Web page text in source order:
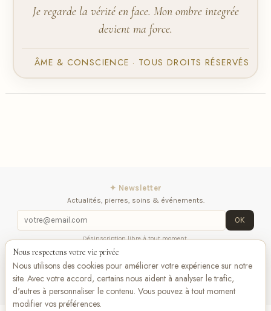
Je regarde la vérité en face. Mon ombre integrée
devient ma force.
ÂME & CONSCIENCE · TOUS DROITS RÉSERVÉS
✦ Newsletter
Actualités, pierres, soins & événements.
OK
Désinscription libre à tout moment.
iqitlinksmanager module
nous
Nous respectons votre vie privée
Nous utilisons des cookies pour améliorer votre expérience sur notre
site. Avec votre accord, certains nous aident à analyser le trafic,
d'autres à personnaliser le contenu. Vous pouvez à tout moment
modifier vos préférences.